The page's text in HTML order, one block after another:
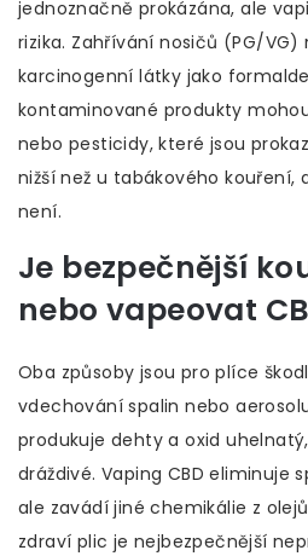
jednoznačně prokázána, ale
rizika. Zahřívání nosičů (PG/
karcinogenní látky jako
kontaminované produkty
nebo pesticidy, které jsou
nižší než u tabákového kouření,
není.
Je bezpečnější
nebo vapeovat
Oba způsoby jsou pro plíce
vdechování spalin nebo
produkuje dehty a oxid
dráždivé. Vaping CBD eliminuje
ale zavádí jiné chemikálie z
zdraví plic je nejbezpečnější